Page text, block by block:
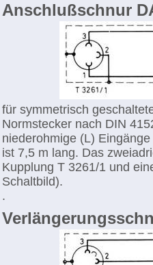
Anschlußschnur
für symmetrisch
Normstecker nach DIN
niederohmige (L)
ist 7,5 m lang. Das
Kupplung T 3261/1 und
Schaltbild).
.